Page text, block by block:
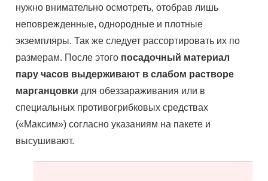
нужно внимательно осмотреть, отобрав лишь
неповрежденные, однородные и плотные
экземпляры. Так же следует рассортировать их по
размерам. После этого посадочный материал
пару часов выдерживают в слабом растворе
марганцовки для обеззараживания или в
специальных противогрибковых средствах
(«Максим») согласно указаниям на пакете и
высушивают.